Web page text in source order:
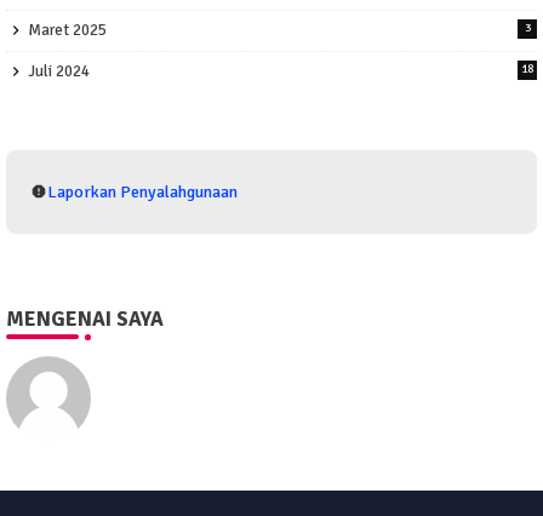
Maret 2025 3
Juli 2024 18
Laporkan Penyalahgunaan
MENGENAI SAYA